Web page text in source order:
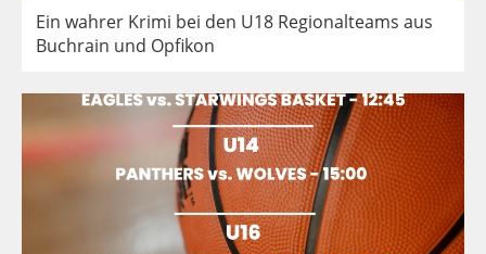
Ein wahrer Krimi bei den U18 Regionalteams aus
Buchrain und Opfikon